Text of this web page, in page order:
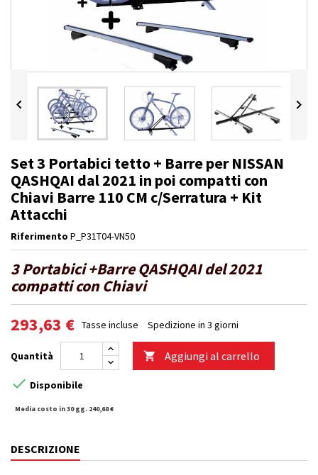
 
Set 3 Portabici tetto + Barre per NISSAN
QASHQAI dal 2021 in poi compatti con
Chiavi Barre 110 CM c/Serratura + Kit
Attacchi
Riferimento P_P31T04-VN50
3 Portabici +Barre QASHQAI del 2021
compatti con Chiavi
293,63 € Tasse incluse Spedizione in 3 giorni
Quantità  Aggiungi al carrello
 Disponibile
Media costo in 30 gg. 240,68 €
DESCRIZIONE